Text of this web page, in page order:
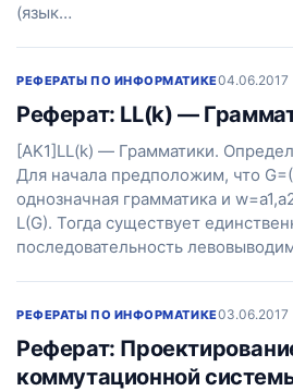
(язык…
РЕФЕРАТЫ ПО ИНФОРМАТИКЕ04.06.2017
Реферат: LL(k) —
[AK1]LL(k) — Грамматики.
Для начала предположим, что
однозначная грамматика и
L(G). Тогда существует
последовательность
РЕФЕРАТЫ ПО ИНФОРМАТИКЕ03.06.2017
Реферат:
коммутационной